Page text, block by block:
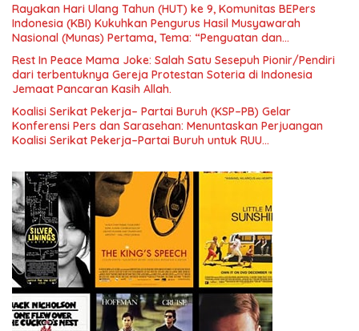
Rayakan Hari Ulang Tahun (HUT) ke 9, Komunitas BEPers
Indonesia (KBI) Kukuhkan Pengurus Hasil Musyawarah
Nasional (Munas) Pertama, Tema: “Penguatan dan
Pengembangan Organisasi KBI yang Berbasis Riset di seluruh
Indonesia dan Mancanegara”.
Rest In Peace Mama Joke: Salah Satu Sesepuh Pionir/Pendiri
dari terbentuknya Gereja Protestan Soteria di Indonesia
Jemaat Pancaran Kasih Allah.
Koalisi Serikat Pekerja– Partai Buruh (KSP–PB) Gelar
Konferensi Pers dan Sarasehan: Menuntaskan Perjuangan
Koalisi Serikat Pekerja–Partai Buruh untuk RUU